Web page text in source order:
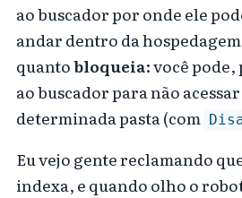
ao buscador por onde ele
andar dentro da
quantobloqueia: você
ao buscador para não
determinada pasta (com
Eu vejo gente reclamando
indexa, e quando olho o